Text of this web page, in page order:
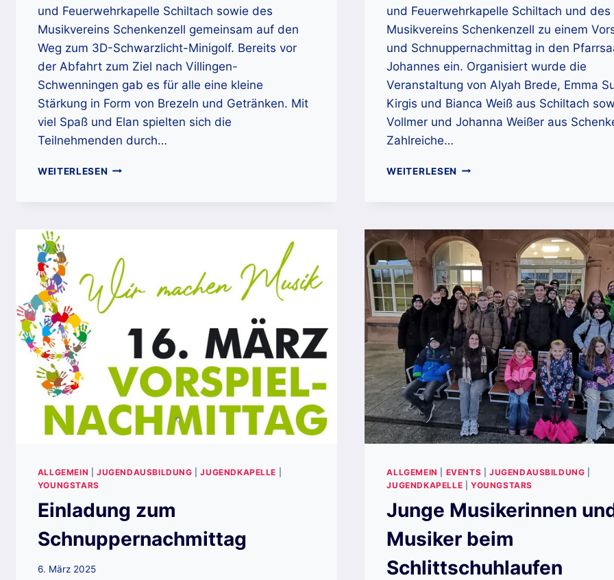
und Feuerwehrkapelle Schiltach sowie des
Musikvereins Schenkenzell gemeinsam auf den
Weg zum 3D-Schwarzlicht-Minigolf. Bereits vor
der Abfahrt zum Ziel nach Villingen-
Schwenningen gab es für alle eine kleine
Stärkung in Form von Brezeln und Getränken. Mit
viel Spaß und Elan spielten sich die
Teilnehmenden durch…
WEITERLESENJUNGMUSIKERAUSFLUG
und Feuerwehrkapelle Schiltach und des
Musikvereins Schenkenzell zu einem
und Schnuppernachmittag in den
Johannes ein. Organisiert wurde die
Veranstaltung von Alyah Brede, Emma
Kirgis und Bianca Weiß aus Schiltach
Vollmer und Johanna Weißer aus
Zahlreiche…
WEITERLESENVORSPIEL-
ALLGEMEIN |JUGENDAUSBILDUNG |JUGENDKAPELLE
YOUNGSTARS
Einladung zum
Schnuppernachmittag
6. März 2025
ALLGEMEIN EVENTS JUGENDAUSBILDUNG
JUGENDKAPELLE
YOUNGSTARS
Junge Musikerinnen
Musiker beim
Schlittschuhlaufen